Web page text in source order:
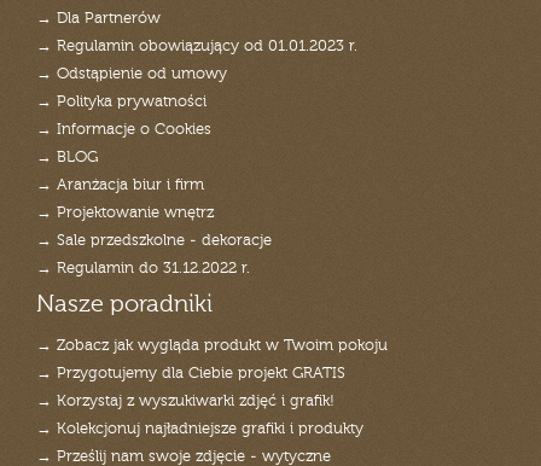
→ Dla Partnerów
→ Regulamin obowiązujący od 01.01.2023 r.
→ Odstąpienie od umowy
→ Polityka prywatności
→ Informacje o Cookies
→ BLOG
→ Aranżacja biur i firm
→ Projektowanie wnętrz
→ Sale przedszkolne - dekoracje
→ Regulamin do 31.12.2022 r.
Nasze poradniki
→ Zobacz jak wygląda produkt w Twoim pokoju
→ Przygotujemy dla Ciebie projekt GRATIS
→ Korzystaj z wyszukiwarki zdjęć i grafik!
→ Kolekcjonuj najładniejsze grafiki i produkty
→ Prześlij nam swoje zdjęcie - wytyczne